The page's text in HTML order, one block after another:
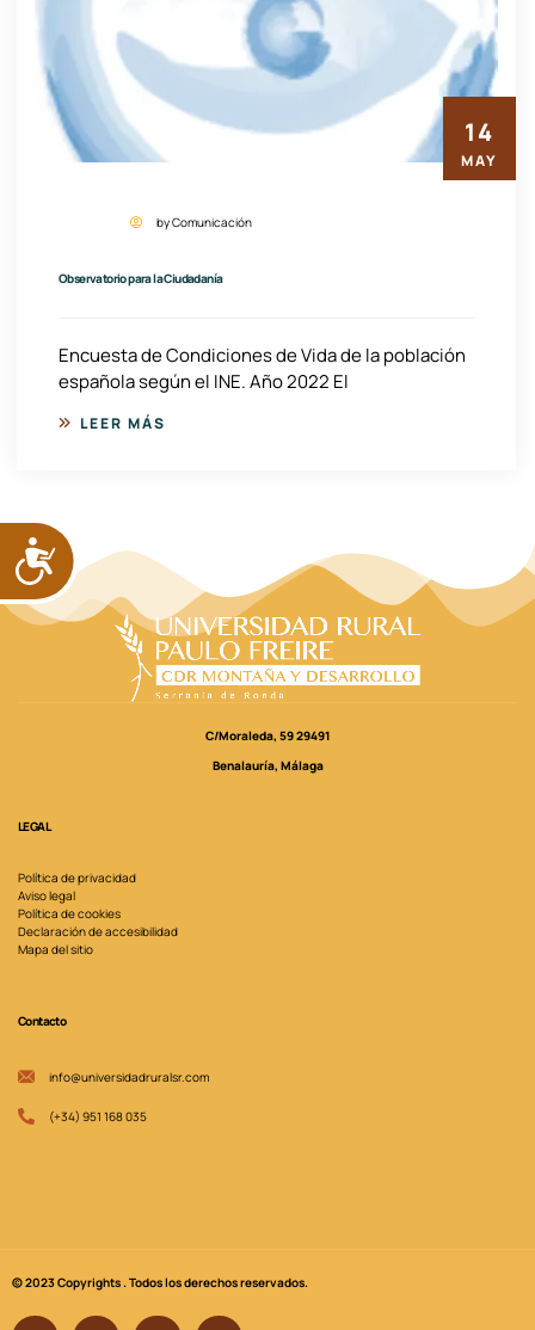
ACCESIBILIDAD
by Comunicación
Observatorio para la Ciudadanía
Encuesta de Condiciones de Vida de la población
española según el INE. Año 2022 El
LEER MÁS
14
MAY
C/Moraleda, 59 29491
Benalauría, Málaga
LEGAL
Política de privacidad
Aviso legal
Política de cookies
Declaración de accesibilidad
Mapa del sitio
Contacto
info@universidadruralsr.com
(+34) 951 168 035
© 2023 Copyrights . Todos los derechos reservados.